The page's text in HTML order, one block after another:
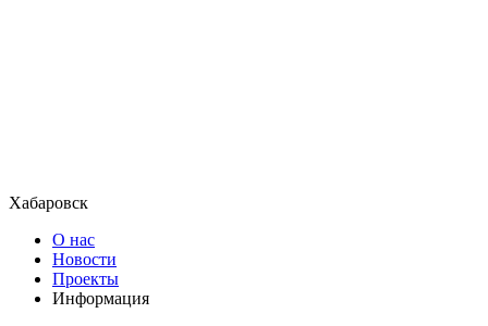
Хабаровск
О нас
Новости
Проекты
Информация